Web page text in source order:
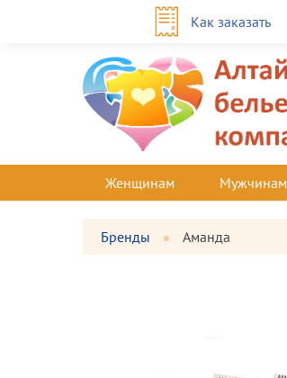
Как заказать
Женщинам Мужчинам
Бренды Аманда